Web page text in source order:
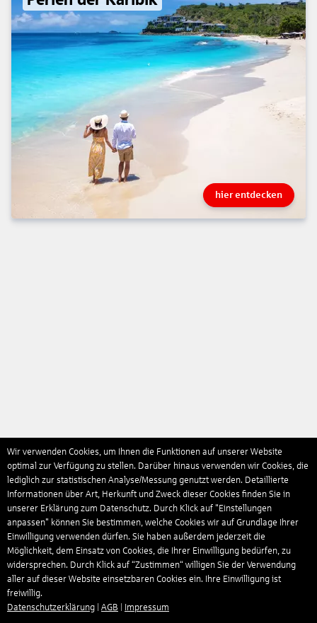
hier entdecken
Wir verwenden Cookies, um Ihnen die Funktionen auf unserer Website
optimal zur Verfügung zu stellen. Darüber hinaus verwenden wir Cookies, die
lediglich zur statistischen Analyse/Messung genutzt werden. Detaillierte
Informationen über Art, Herkunft und Zweck dieser Cookies finden Sie in
unserer Erklärung zum Datenschutz. Durch Klick auf "Einstellungen
anpassen" können Sie bestimmen, welche Cookies wir auf Grundlage Ihrer
Einwilligung verwenden dürfen. Sie haben außerdem jederzeit die
Möglichkeit, dem Einsatz von Cookies, die Ihrer Einwilligung bedürfen, zu
widersprechen. Durch Klick auf “Zustimmen“ willigen Sie der Verwendung
aller auf dieser Website einsetzbaren Cookies ein. Ihre Einwilligung ist
freiwillig.
Datenschutzerklärung
AGB Impressum